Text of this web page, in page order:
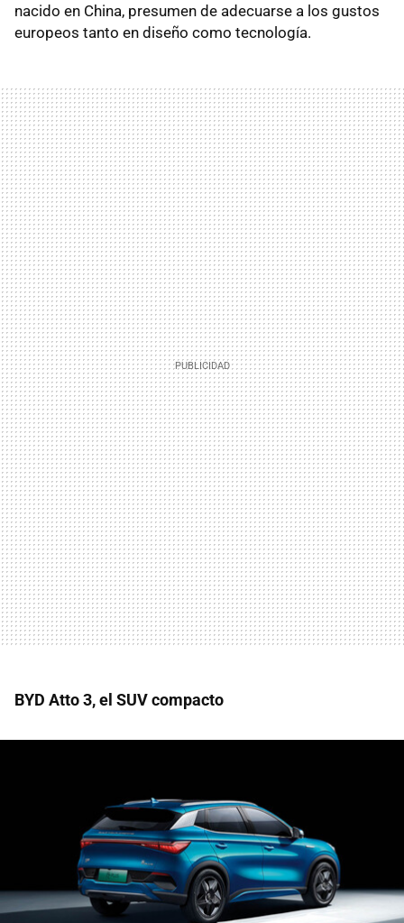
nacido en China, presumen de adecuarse a los gustos
europeos tanto en diseño como tecnología.
BYD Atto 3, el SUV compacto